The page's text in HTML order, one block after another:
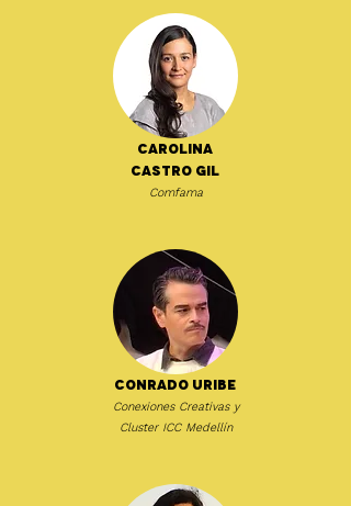
Carolina
Castro Gil
Comfama
Conrado Uribe
Conexiones Creativas y
Cluster ICC Medellín